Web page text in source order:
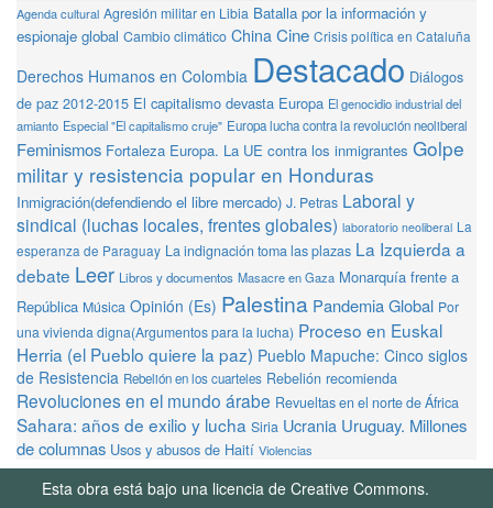
Agenda cultural Agresión militar en Libia Batalla por la información y
espionaje global Cambio climático China Cine Crisis política en Cataluña
Derechos Humanos en Colombia Destacado Diálogos
de paz 2012-2015 El capitalismo devasta Europa El genocidio industrial del
amianto Especial "El capitalismo cruje" Europa lucha contra la revolución neoliberal
Feminismos Fortaleza Europa. La UE contra los inmigrantes Golpe
militar y resistencia popular en Honduras
Inmigración(defendiendo el libre mercado) J. Petras Laboral y
sindical (luchas locales, frentes globales) laboratorio neoliberal La
esperanza de Paraguay La indignación toma las plazas La Izquierda a
debate Leer Libros y documentos Masacre en Gaza Monarquía frente a
República Música Opinión (Es) Palestina Pandemia Global Por
una vivienda digna(Argumentos para la lucha) Proceso en Euskal
Herria (el Pueblo quiere la paz) Pueblo Mapuche: Cinco siglos
de Resistencia Rebelión en los cuarteles Rebelión recomienda
Revoluciones en el mundo árabe Revueltas en el norte de África
Sahara: años de exilio y lucha Siria Ucrania Uruguay. Millones
de columnas Usos y abusos de Haití Violencias
Esta obra está bajo una licencia de Creative Commons.